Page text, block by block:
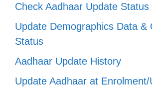
Check Aadhaar Update Status
Update Demographics Data &
Status
Aadhaar Update History
Update Aadhaar at Enrolment/